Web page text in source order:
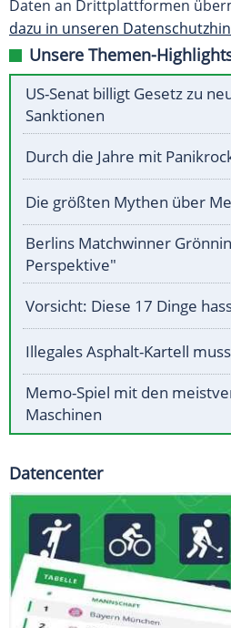
Daten an Drittplattformen
dazu in unseren
Unsere Themen-
US-Senat billigt Gesetz zu
Sanktionen
Durch die Jahre mit
Die größten Mythen über
Berlins Matchwinner
Perspektive"
Vorsicht: Diese 17 Dinge
Illegales Asphalt-Kartell
Memo-Spiel mit den
Maschinen
Datencenter